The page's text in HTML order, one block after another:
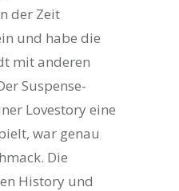
der Zeit
und habe die
mit anderen
Suspense-
Lovestory eine
war genau
Die
History und